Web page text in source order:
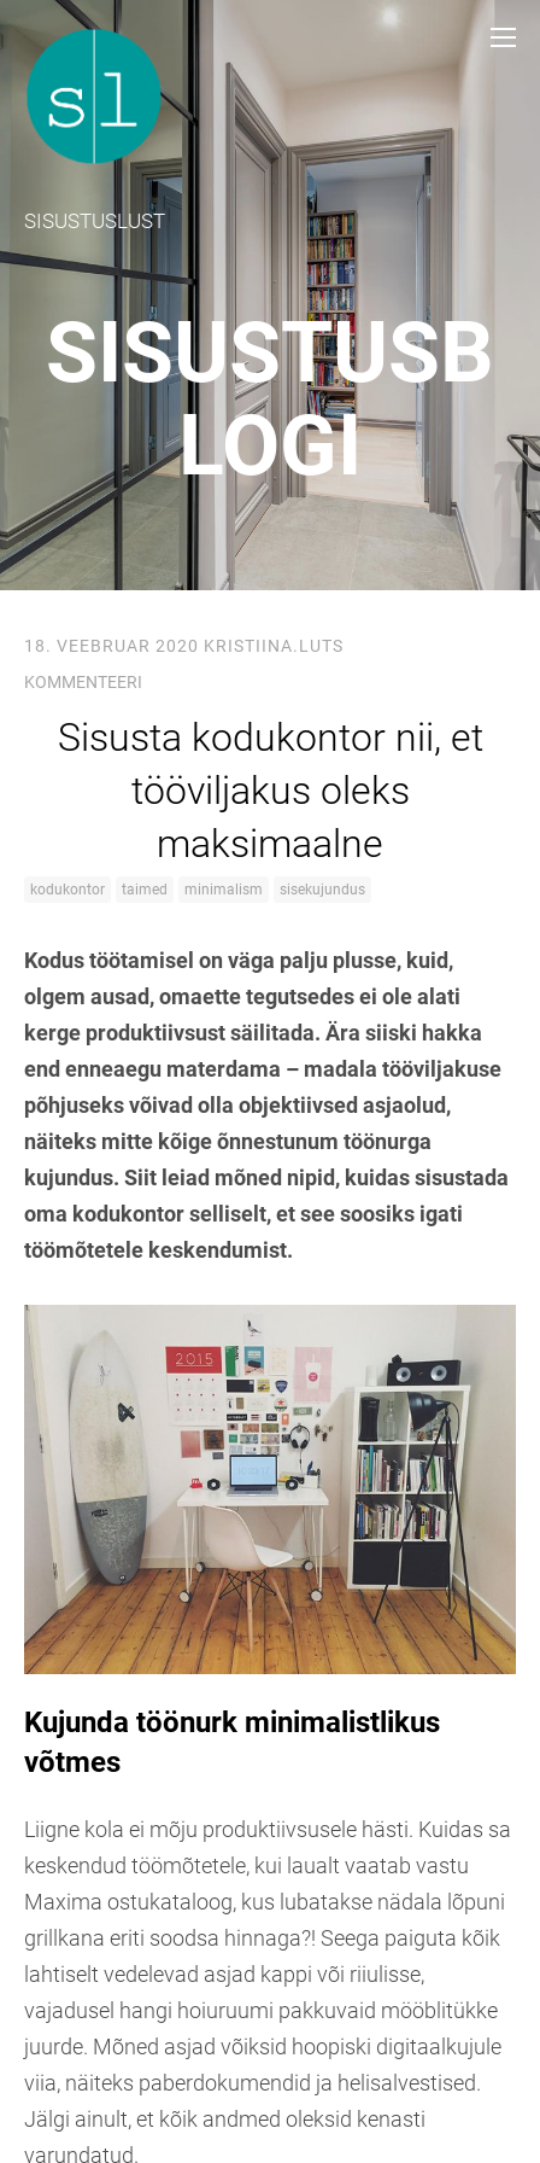
SISUSTUSLUST
SISUSTUSB
LOGI
18. VEEBRUAR 2020 KRISTIINA.LUTS
KOMMENTEERI
Sisusta kodukontor nii, et
tööviljakus oleks
maksimaalne
kodukontor taimed minimalism sisekujundus
Kodus töötamisel on väga palju plusse, kuid,
olgem ausad, omaette tegutsedes ei ole alati
kerge produktiivsust säilitada. Ära siiski hakka
end enneaegu materdama – madala tööviljakuse
põhjuseks võivad olla objektiivsed asjaolud,
näiteks mitte kõige õnnestunum töönurga
kujundus. Siit leiad mõned nipid, kuidas sisustada
oma kodukontor selliselt, et see soosiks igati
töömõtetele keskendumist.
Kujunda töönurk minimalistlikus
võtmes
Liigne kola ei mõju produktiivsusele hästi. Kuidas sa
keskendud töömõtetele, kui laualt vaatab vastu
Maxima ostukataloog, kus lubatakse nädala lõpuni
grillkana eriti soodsa hinnaga?! Seega paiguta kõik
lahtiselt vedelevad asjad kappi või riiulisse,
vajadusel hangi hoiuruumi pakkuvaid mööblitükke
juurde. Mõned asjad võiksid hoopiski digitaalkujule
viia, näiteks paberdokumendid ja helisalvestised.
Jälgi ainult, et kõik andmed oleksid kenasti
varundatud.